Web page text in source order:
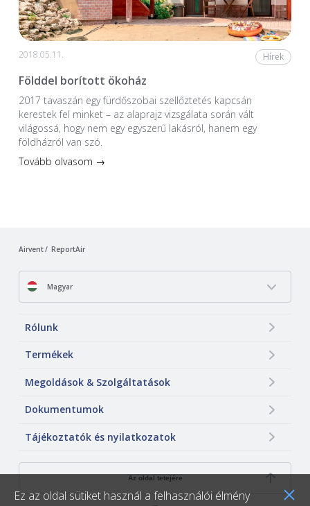
2018.05.11. Hírek
Földdel borított ökoház
2017 tavaszán egy fürdőszobai szellőztetés kapcsán
kerestek fel minket – az alaprajz vizsgálata során vált
világossá, hogy nem egy egyszerű lakásról, hanem egy
földházról van szó.
Tovább olvasom →
Ez az oldal sütiket használ a felhasználói élmény
Airvent ReportAir
Magyar
Rólunk
Termékek
Megoldások & Szolgáltatások
Dokumentumok
Tájékoztatók és nyilatkozatok
Az oldal tetejére